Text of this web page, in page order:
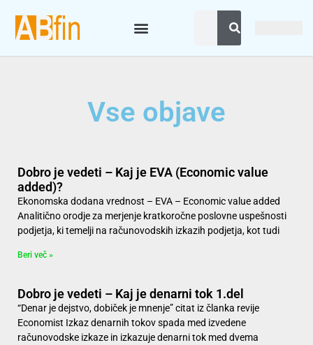
Vse objave
Dobro je vedeti – Kaj je EVA (Economic value
added)?
Ekonomska dodana vrednost – EVA – Economic value added
Analitično orodje za merjenje kratkoročne poslovne uspešnosti
podjetja, ki temelji na računovodskih izkazih podjetja, kot tudi
Beri več »
Dobro je vedeti – Kaj je denarni tok 1.del
“Denar je dejstvo, dobiček je mnenje” citat iz članka revije
Economist Izkaz denarnih tokov spada med izvedene
računovodske izkaze in izkazuje denarni tok med dvema